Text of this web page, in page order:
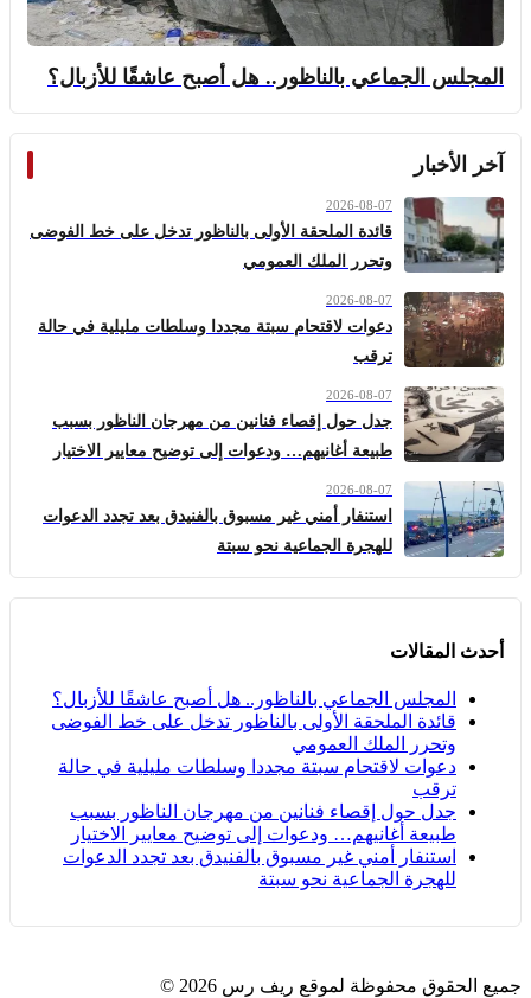
المجلس الجماعي بالناظور.. هل أصبح عاشقًا للأزبال؟
آخر الأخبار
2026-08-07
قائدة الملحقة الأولى بالناظور تدخل على خط الفوضى
وتحرر الملك العمومي
2026-08-07
دعوات لاقتحام سبتة مجددا وسلطات مليلية في حالة
ترقب
2026-08-07
جدل حول إقصاء فنانين من مهرجان الناظور بسبب
طبيعة أغانيهم… ودعوات إلى توضيح معايير الاختيار
2026-08-07
استنفار أمني غير مسبوق بالفنيدق بعد تجدد الدعوات
للهجرة الجماعية نحو سبتة
أحدث المقالات
المجلس الجماعي بالناظور.. هل أصبح عاشقًا للأزبال؟
قائدة الملحقة الأولى بالناظور تدخل على خط الفوضى
وتحرر الملك العمومي
دعوات لاقتحام سبتة مجددا وسلطات مليلية في حالة
ترقب
جدل حول إقصاء فنانين من مهرجان الناظور بسبب
طبيعة أغانيهم… ودعوات إلى توضيح معايير الاختيار
استنفار أمني غير مسبوق بالفنيدق بعد تجدد الدعوات
للهجرة الجماعية نحو سبتة
جميع الحقوق محفوظة لموقع ريف رس 2026 ©